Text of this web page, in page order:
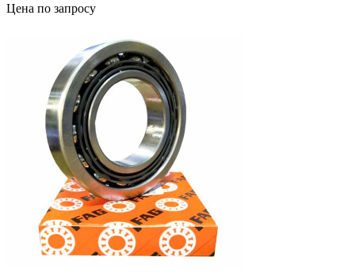
Цена по запросу